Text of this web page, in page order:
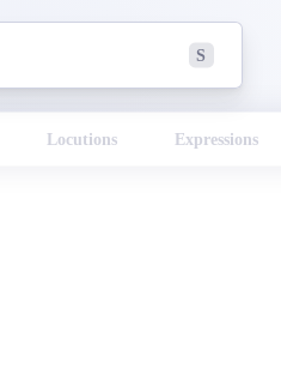
S
Locutions Expressions